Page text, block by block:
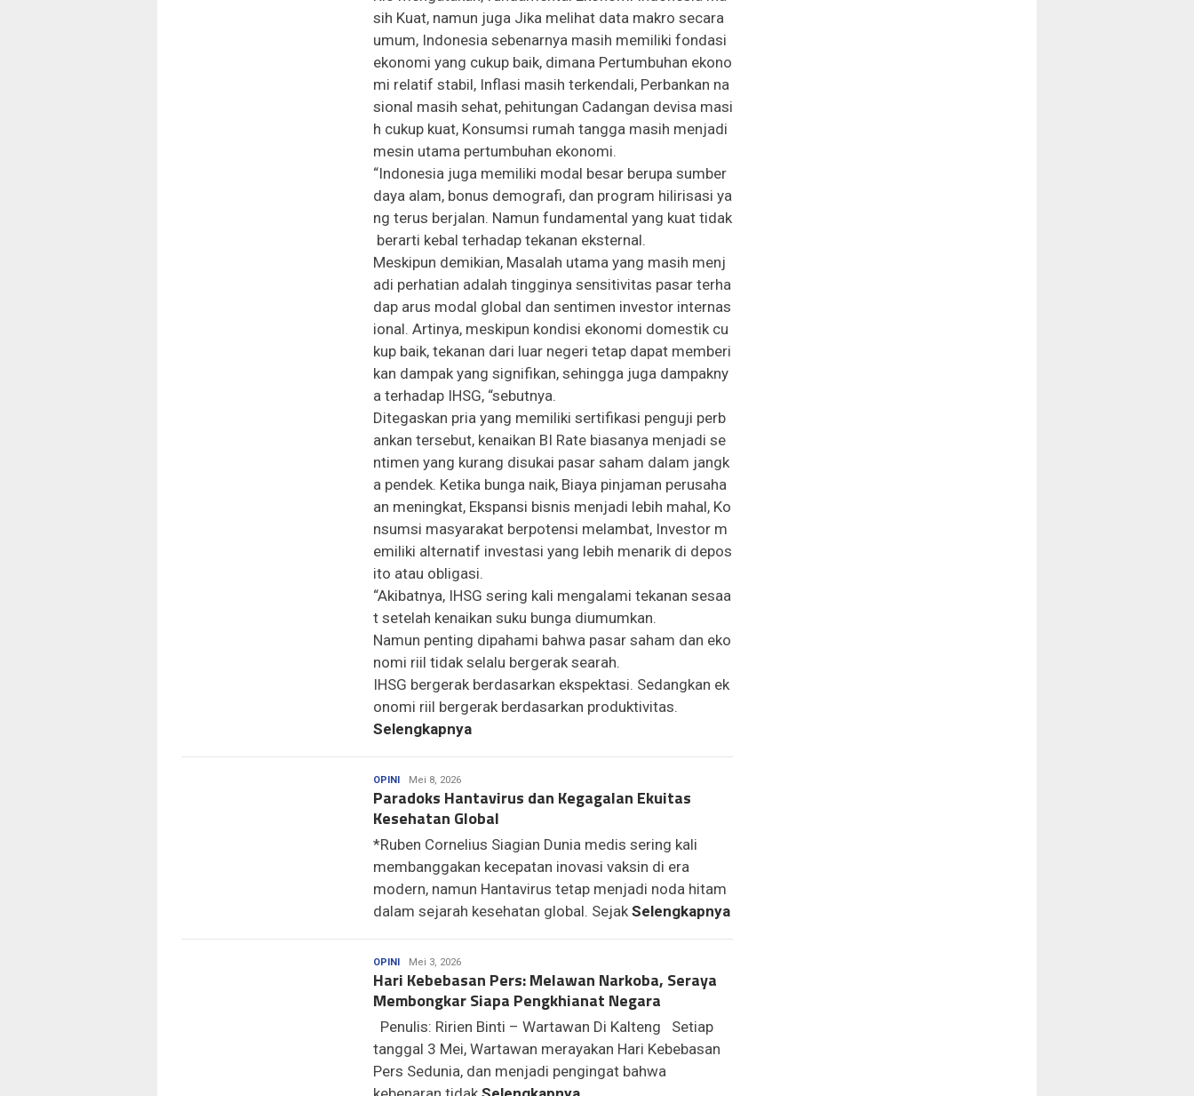
sih Kuat, namun juga Jika melihat data makro secara
umum, Indonesia sebenarnya masih memiliki fondasi
ekonomi yang cukup baik, dimana Pertumbuhan ekono
mi relatif stabil, Inflasi masih terkendali, Perbankan na
sional masih sehat, pehitungan Cadangan devisa masi
h cukup kuat, Konsumsi rumah tangga masih menjadi
mesin utama pertumbuhan ekonomi.
“Indonesia juga memiliki modal besar berupa sumber
daya alam, bonus demografi, dan program hilirisasi ya
ng terus berjalan. Namun fundamental yang kuat tidak
berarti kebal terhadap tekanan eksternal.
Meskipun demikian, Masalah utama yang masih menj
adi perhatian adalah tingginya sensitivitas pasar terha
dap arus modal global dan sentimen investor internas
ional. Artinya, meskipun kondisi ekonomi domestik cu
kup baik, tekanan dari luar negeri tetap dapat memberi
kan dampak yang signifikan, sehingga juga dampakny
a terhadap IHSG, “sebutnya.
Ditegaskan pria yang memiliki sertifikasi penguji perb
ankan tersebut, kenaikan BI Rate biasanya menjadi se
ntimen yang kurang disukai pasar saham dalam jangk
a pendek. Ketika bunga naik, Biaya pinjaman perusaha
an meningkat, Ekspansi bisnis menjadi lebih mahal, Ko
nsumsi masyarakat berpotensi melambat, Investor m
emiliki alternatif investasi yang lebih menarik di depos
ito atau obligasi.
“Akibatnya, IHSG sering kali mengalami tekanan sesaa
t setelah kenaikan suku bunga diumumkan.
Namun penting dipahami bahwa pasar saham dan eko
nomi riil tidak selalu bergerak searah.
IHSG bergerak berdasarkan ekspektasi. Sedangkan ek
onomi riil bergerak berdasarkan produktivitas.
Selengkapnya
OPINIasepMei 8, 2026
Paradoks Hantavirus dan Kegagalan Ekuitas
Kesehatan Global
*Ruben Cornelius Siagian Dunia medis sering kali
membanggakan kecepatan inovasi vaksin di era
modern, namun Hantavirus tetap menjadi noda hitam
dalam sejarah kesehatan global. Sejak Selengkapnya
OPINIMedia
Dayak
Mei 3, 2026
Hari Kebebasan Pers: Melawan Narkoba, Seraya
Membongkar Siapa Pengkhianat Negara
Penulis: Ririen Binti – Wartawan Di Kalteng Setiap
tanggal 3 Mei, Wartawan merayakan Hari Kebebasan
Pers Sedunia, dan menjadi pengingat bahwa